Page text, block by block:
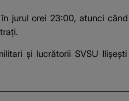
jurul orei 23:00, atunci
și lucrătorii SVSU